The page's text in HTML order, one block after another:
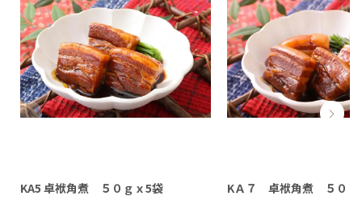
KA5 卓袱角煮 ５０ｇｘ5袋 KＡ７ 卓袱角煮 ５０ｇ